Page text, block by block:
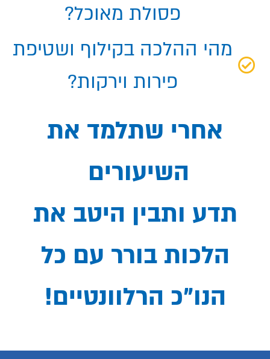
פסולת מאוכל?
מהי ההלכה בקילוף ושטיפת
פירות וירקות?
אחרי שתלמד את
השיעורים
תדע ותבין היטב את
הלכות בורר עם כל
הנו"כ הרלוונטיים!